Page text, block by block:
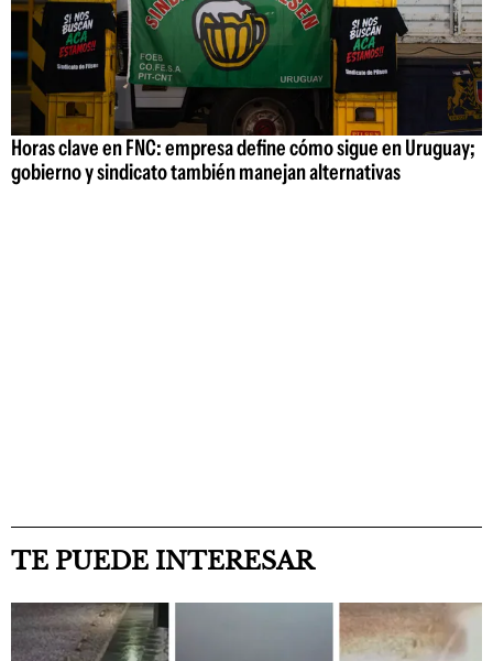
Horas clave en FNC: empresa define cómo sigue en Uruguay;
gobierno y sindicato también manejan alternativas
TE PUEDE INTERESAR